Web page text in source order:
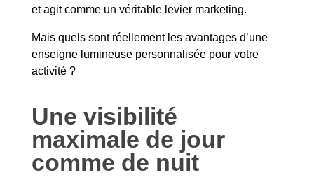
et agit comme un véritable levier marketing.
Mais quels sont réellement les avantages d’une
enseigne lumineuse personnalisée pour votre
activité ?
Une visibilité
maximale de jour
comme de nuit